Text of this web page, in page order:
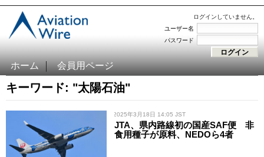
ログインしていません。
ユーザー名
パスワード
ホーム 会員用ページ
キーワード: "太陽石油"
/ 2025年3月18日 14:05 JST
JTA、県内路線初の国産SAF便 非
食用種子が原料、NEDOら4者